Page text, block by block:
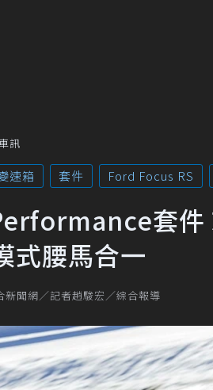
訊
速箱 套件 Ford Focus RS
套件
式腰馬合一
新聞網／記者趙駿宏／綜合報導